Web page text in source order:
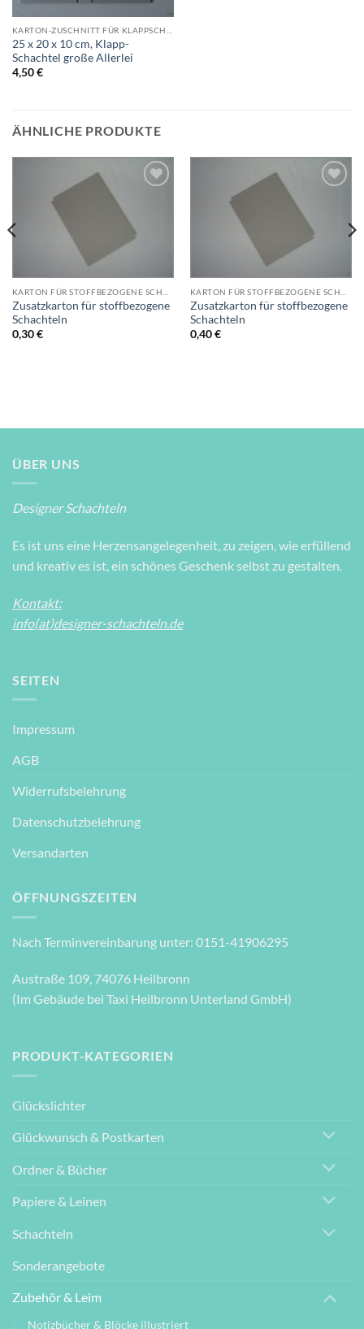
25 x 20 x 10 cm, Klapp-
Schachtel große Allerlei
4,50€
ÄHNLICHE PRODUKTE
Wunschliste
Zusatzkarton für stoffbezogene
Schachteln
0,30€
Wunschliste
Zusatzkarton für stoffbezogene
Schachteln
0,40€
ÜBER UNS
Designer Schachteln
Es ist uns eine Herzensangelegenheit, zu zeigen, wie erfüllend
und kreativ es ist, ein schönes Geschenk selbst zu gestalten.
Kontakt:
info(at)designer-schachteln.de
SEITEN
Impressum
AGB
Widerrufsbelehrung
Datenschutzbelehrung
Versandarten
ÖFFNUNGSZEITEN
Nach Terminvereinbarung unter: 0151-41906295
Austraße 109, 74076 Heilbronn
(Im Gebäude bei Taxi Heilbronn Unterland GmbH)
PRODUKT-KATEGORIEN
Glückslichter
Glückwunsch & Postkarten
Ordner & Bücher
Papiere & Leinen
Schachteln
Sonderangebote
Zubehör & Leim
Notizbücher & Blöcke illustriert